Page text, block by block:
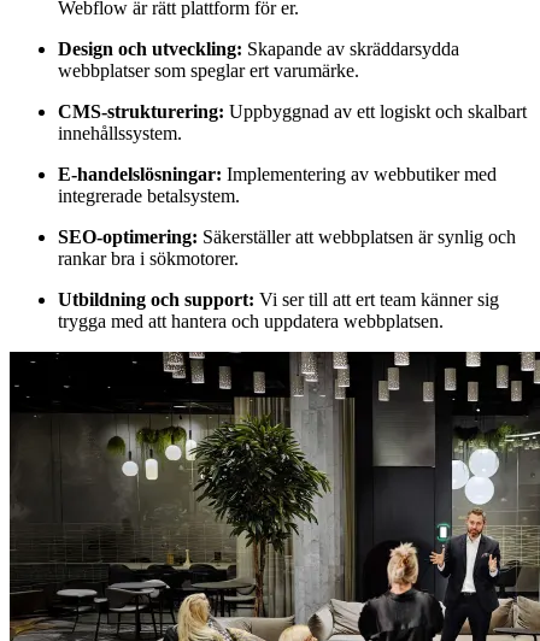
Webflow är rätt plattform för er.
Design och utveckling: Skapande av skräddarsydda
webbplatser som speglar ert varumärke.
CMS-strukturering: Uppbyggnad av ett logiskt och skalbart
innehållssystem.
E-handelslösningar: Implementering av webbutiker med
integrerade betalsystem.
SEO-optimering: Säkerställer att webbplatsen är synlig och
rankar bra i sökmotorer.
Utbildning och support: Vi ser till att ert team känner sig
trygga med att hantera och uppdatera webbplatsen.